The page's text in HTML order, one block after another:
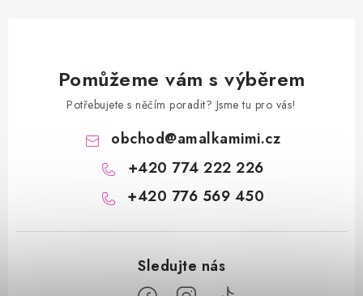
Pomůžeme vám s výběrem
Potřebujete s něčím poradit? Jsme tu pro vás!
obchod@amalkamimi.cz
+420 774 222 226
+420 776 569 450